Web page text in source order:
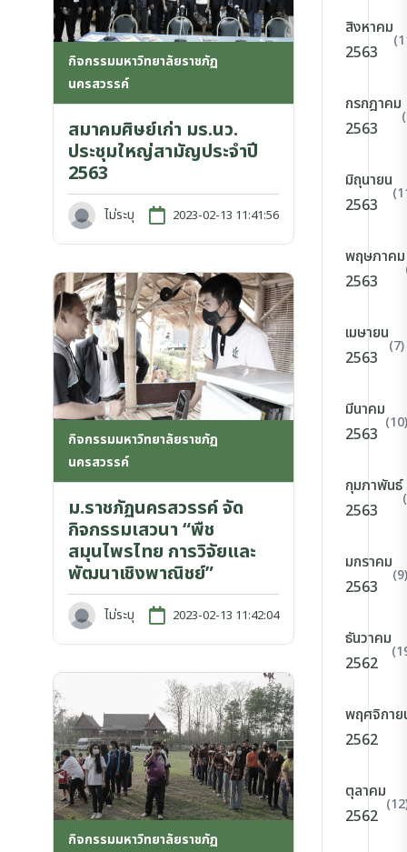
กิจกรรมมหาวิทยาลัยราชภัฏ
นครสวรรค์
สมาคมศิษย์เก่า มร.นว.
ประชุมใหญ่สามัญประจำปี
2563
ไม่ระบุ 2023-02-13 11:41:56
กิจกรรมมหาวิทยาลัยราชภัฏ
นครสวรรค์
ม.ราชภัฏนครสวรรค์ จัด
กิจกรรมเสวนา “พืช
สมุนไพรไทย การวิจัยและ
พัฒนาเชิงพาณิชย์”
ไม่ระบุ 2023-02-13 11:42:04
กิจกรรมมหาวิทยาลัยราชภัฏ
สิงหาคม
2563
กรกฎาคม
2563
มิถุนายน
2563
พฤษภาคม
2563
เมษายน
2563
(7)
มีนาคม
2563
(10)
กุมภาพันธ์
2563
มกราคม
2563
(9)
ธันวาคม
2562
พฤศจิกาย
2562
ตุลาคม
2562